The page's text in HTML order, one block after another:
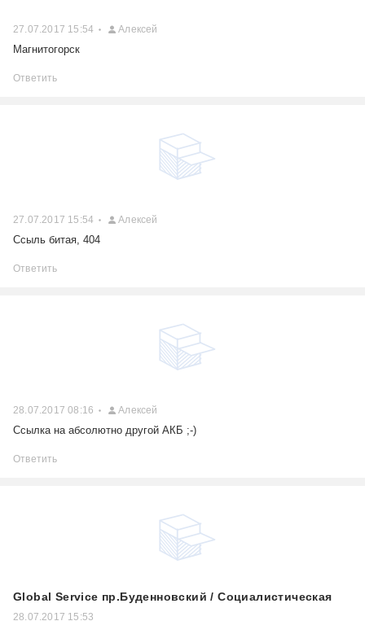
27.07.2017 15:54 Алексей
Магнитогорск
Ответить
27.07.2017 15:54 Алексей
Ссыль битая, 404
Ответить
28.07.2017 08:16 Алексей
Ссылка на абсолютно другой АКБ ;-)
Ответить
Global Service пр.Буденновский / Социалистическая
28.07.2017 15:53